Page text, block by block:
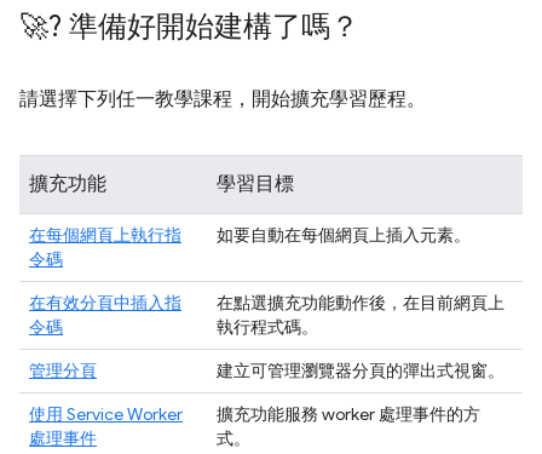
🚀? 準備好開始建構了嗎？
請選擇下列任一教學課程，開始擴充學習歷程。
擴充功能 學習目標
在每個網頁上執行指
令碼
如要自動在每個網頁上插入元素。
在有效分頁中插入指
令碼
在點選擴充功能動作後，在目前網頁上
執行程式碼。
管理分頁
建立可管理瀏覽器分頁的彈出式視窗。
使用 Service Worker
處理事件
擴充功能服務 worker 處理事件的方
式。